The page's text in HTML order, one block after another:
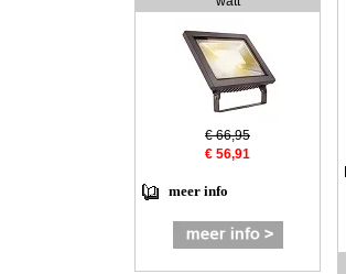
€ 66,95
€ 56,91
meer info